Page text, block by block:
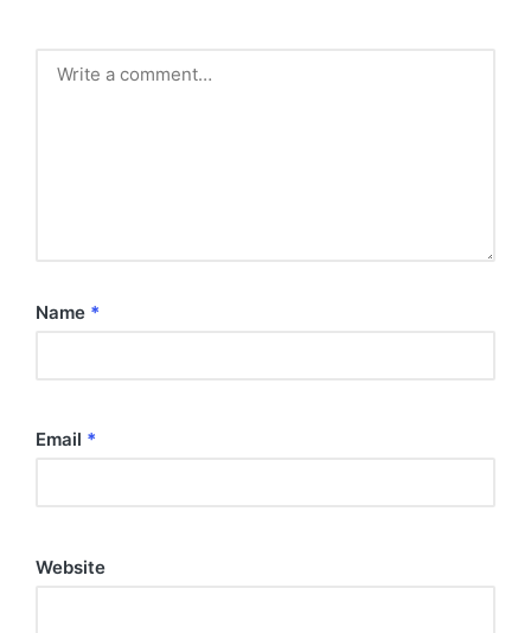
Name *
Email *
Website